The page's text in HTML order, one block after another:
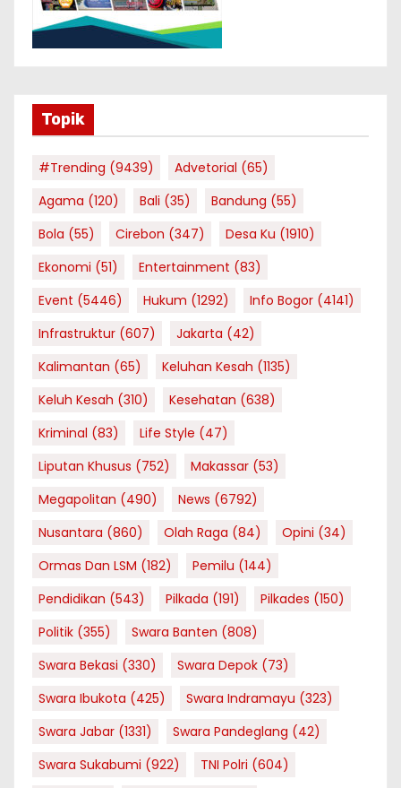
Topik
#Trending (9439) Advetorial (65)
Agama (120) Bali (35) Bandung (55)
Bola (55) Cirebon (347) Desa Ku (1910)
Ekonomi (51) Entertainment (83)
Event (5446) Hukum (1292) Info Bogor (4141)
Infrastruktur (607) Jakarta (42)
Kalimantan (65) Keluhan Kesah (1135)
Keluh Kesah (310) Kesehatan (638)
Kriminal (83) Life Style (47)
Liputan Khusus (752) Makassar (53)
Megapolitan (490) News (6792)
Nusantara (860) Olah Raga (84) Opini (34)
Ormas Dan LSM (182) Pemilu (144)
Pendidikan (543) Pilkada (191) Pilkades (150)
Politik (355) Swara Banten (808)
Swara Bekasi (330) Swara Depok (73)
Swara Ibukota (425) Swara Indramayu (323)
Swara Jabar (1331) Swara Pandeglang (42)
Swara Sukabumi (922) TNI Polri (604)